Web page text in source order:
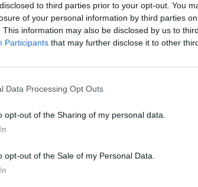
to third parties prior to your opt-out. You
of your personal information by third parties
This information may also be disclosed by us to
Participants that may further disclose it to other
Data Processing Opt Outs
opt-out of the Sharing of my personal data.
opt-out of the Sale of my Personal Data.